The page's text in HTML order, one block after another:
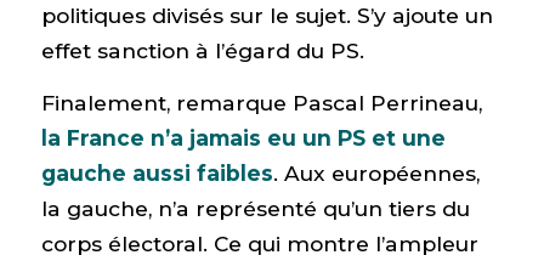
politiques divisés sur le sujet. S’y ajoute un
effet sanction à l’égard du PS.
Finalement, remarque Pascal Perrineau,
la France n’a jamais eu un PS et une
gauche aussi faibles. Aux européennes,
la gauche, n’a représenté qu’un tiers du
corps électoral. Ce qui montre l’ampleur